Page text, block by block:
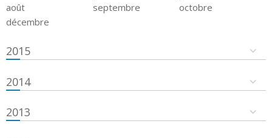
août
septembre
octobre
décembre
2015
2014
2013